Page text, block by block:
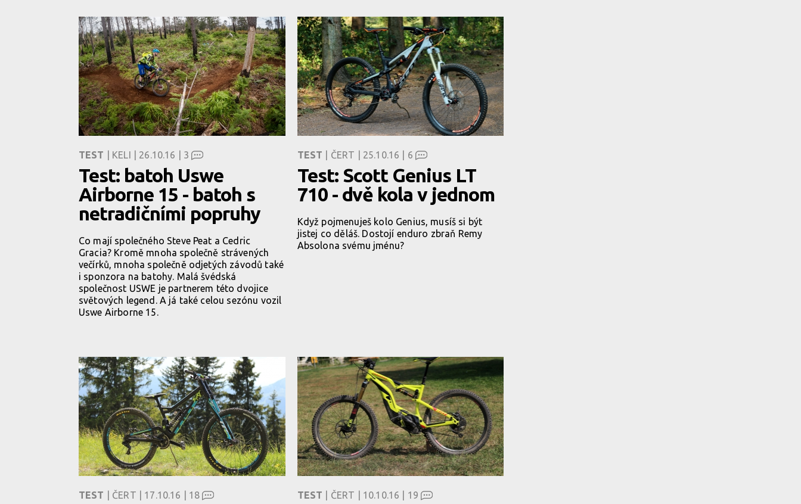
TEST | KELI | 26.10.16 | 3
Test: batoh Uswe
Airborne 15 - batoh s
netradičními popruhy
Co mají společného Steve Peat a Cedric
Gracia? Kromě mnoha společně strávených
večírků, mnoha společně odjetých závodů také
i sponzora na batohy. Malá švédská
společnost USWE je partnerem této dvojice
světových legend. A já také celou sezónu vozil
Uswe Airborne 15.
TEST | ČERT | 25.10.16 | 6
Test: Scott Genius LT
710 - dvě kola v jednom
Když pojmenuješ kolo Genius, musíš si být
jistej co děláš. Dostojí enduro zbraň Remy
Absolona svému jménu?
TEST | ČERT | 17.10.16 | 18 TEST | ČERT | 10.10.16 | 19